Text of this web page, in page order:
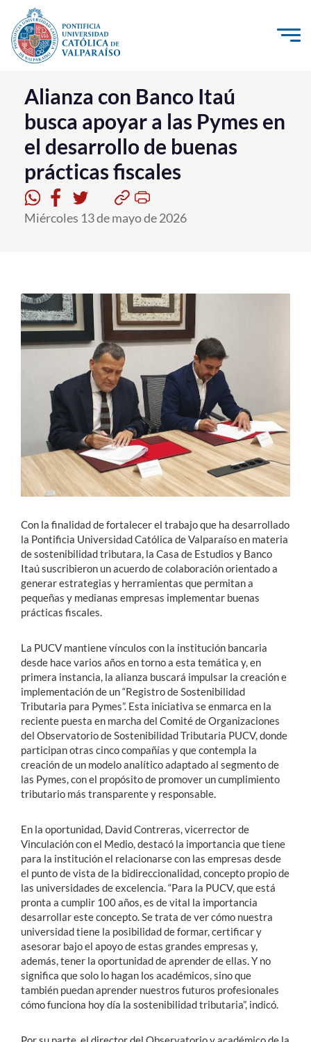
Click acá para ir directamente al contenido
La Universidad
Investigación, Creación e Innovación
PUCV Internacional
Vinculación con el Medio
Admisión
Formación Continua
Estudiantes
Académicos
Funcionarios
English
Alianza con Banco Itaú
busca apoyar a las Pymes en
el desarrollo de buenas
prácticas fiscales
Miércoles 13 de mayo de 2026
Con la finalidad de fortalecer el trabajo que ha desarrollado
la Pontificia Universidad Católica de Valparaíso en materia
de sostenibilidad tributara, la Casa de Estudios y Banco
Itaú suscribieron un acuerdo de colaboración orientado a
generar estrategias y herramientas que permitan a
pequeñas y medianas empresas implementar buenas
prácticas fiscales.
La PUCV mantiene vínculos con la institución bancaria
desde hace varios años en torno a esta temática y, en
primera instancia, la alianza buscará impulsar la creación e
implementación de un “Registro de Sostenibilidad
Tributaria para Pymes”. Esta iniciativa se enmarca en la
reciente puesta en marcha del Comité de Organizaciones
del Observatorio de Sostenibilidad Tributaria PUCV, donde
participan otras cinco compañías y que contempla la
creación de un modelo analítico adaptado al segmento de
las Pymes, con el propósito de promover un cumplimiento
tributario más transparente y responsable.
En la oportunidad, David Contreras, vicerrector de
Vinculación con el Medio, destacó la importancia que tiene
para la institución el relacionarse con las empresas desde
el punto de vista de la bidireccionalidad, concepto propio de
las universidades de excelencia. “Para la PUCV, que está
pronta a cumplir 100 años, es de vital la importancia
desarrollar este concepto. Se trata de ver cómo nuestra
universidad tiene la posibilidad de formar, certificar y
asesorar bajo el apoyo de estas grandes empresas y,
además, tener la oportunidad de aprender de ellas. Y no
significa que solo lo hagan los académicos, sino que
también puedan aprender nuestros futuros profesionales
cómo funciona hoy día la sostenibilidad tributaria”, indicó.